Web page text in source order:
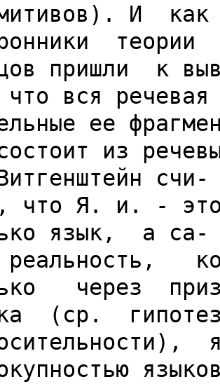
И  как
пришли  к
вся речевая
ее
из
счи-
что Я. и. - это
язык,  а са-
через
(ср.